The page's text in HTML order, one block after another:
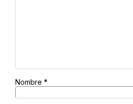
Nombre *